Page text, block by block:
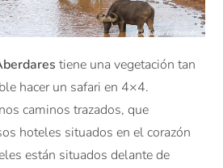
tiene una vegetación tan
hacer un safari en 4×4.
caminos trazados, que
hoteles situados en el corazón
están situados delante de